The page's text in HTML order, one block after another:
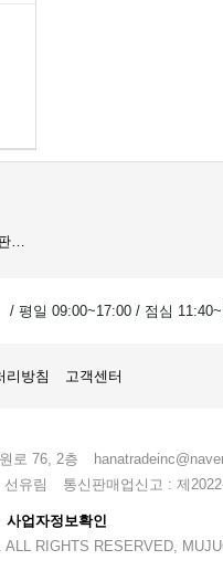
…
/ 평일 09:00~17:00 / 점심
리방침 고객센터
로 76, 2층
유림
통신판매업신고 : 제
사업자정보확인
RIGHTS RESERVED,